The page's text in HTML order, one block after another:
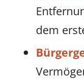
dem